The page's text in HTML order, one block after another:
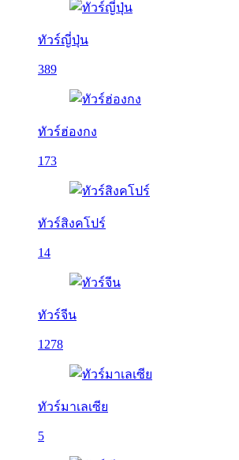
ทัวร์ญี่ปุ่น
389
ทัวร์ฮ่องกง
173
ทัวร์สิงคโปร์
14
ทัวร์จีน
1278
ทัวร์มาเลเซีย
5